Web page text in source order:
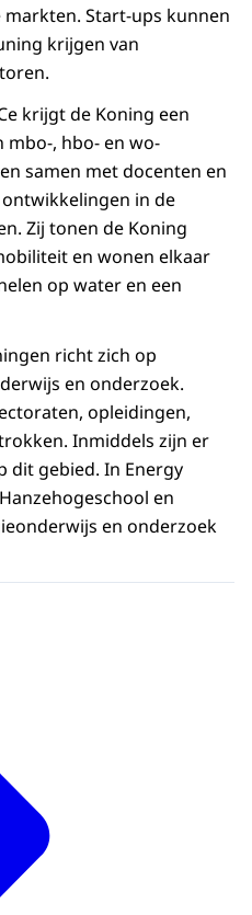
Start-ups kunnen
krijgen van
krijgt de Koning een
mbo-, hbo- en wo-
samen met docenten en
in de
Zij tonen de Koning
en wonen elkaar
op water en een
richt zich op
en onderzoek.
opleidingen,
Inmiddels zijn er
dit gebied. In Energy
en
en onderzoek